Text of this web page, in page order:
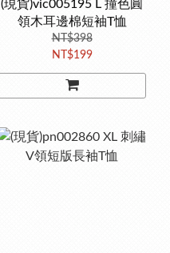
(現貨)vic005195 L 撞色圓
領木耳邊棉短袖T恤
NT$398
NT$199